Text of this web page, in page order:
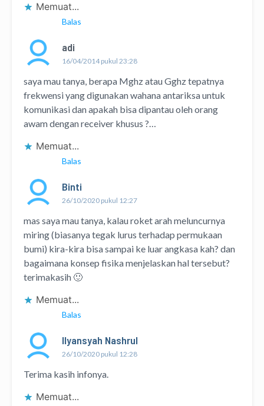
Memuat...
Balas
adi
16/04/2014 pukul 23:28
saya mau tanya, berapa Mghz atau Gghz tepatnya
frekwensi yang digunakan wahana antariksa untuk
komunikasi dan apakah bisa dipantau oleh orang
awam dengan receiver khusus ?…
Memuat...
Balas
Binti
26/10/2020 pukul 12:27
mas saya mau tanya, kalau roket arah meluncurnya
miring (biasanya tegak lurus terhadap permukaan
bumi) kira-kira bisa sampai ke luar angkasa kah? dan
bagaimana konsep fisika menjelaskan hal tersebut?
terimakasih 🙂
Memuat...
Balas
Ilyansyah Nashrul
26/10/2020 pukul 12:28
Terima kasih infonya.
Memuat...